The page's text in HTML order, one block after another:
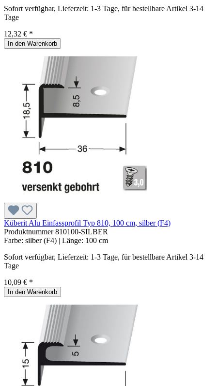
Sofort verfügbar, Lieferzeit: 1-3 Tage, für bestellbare Artikel 3-14
Tage
12,32 € *
In den Warenkorb
Küberit Alu Einfassprofil Typ 810, 100 cm, silber (F4)
Produktnummer810100-SILBER
Farbe: silber (F4) | Länge: 100 cm
Sofort verfügbar, Lieferzeit: 1-3 Tage, für bestellbare Artikel 3-14
Tage
10,09 € *
In den Warenkorb